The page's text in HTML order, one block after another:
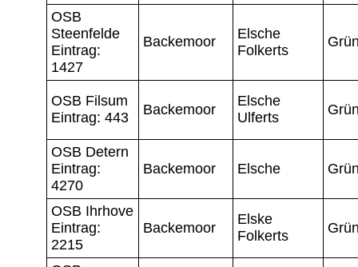
OSB
Steenfelde
Eintrag:
1427
Backemoor
Elsche
Folkerts
OSB Filsum
Eintrag: 443
Backemoor
Elsche
Ulferts
OSB Detern
Eintrag:
4270
Backemoor Elsche
OSB Ihrhove
Eintrag:
2215
Backemoor
Elske
Folkerts